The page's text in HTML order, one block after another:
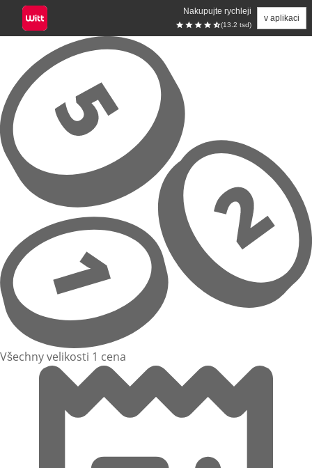
Nakupujte rychleji
(13.2 tsd)
v aplikaci
Přeskočit na hlavní obsah
Všechny velikosti 1 cena